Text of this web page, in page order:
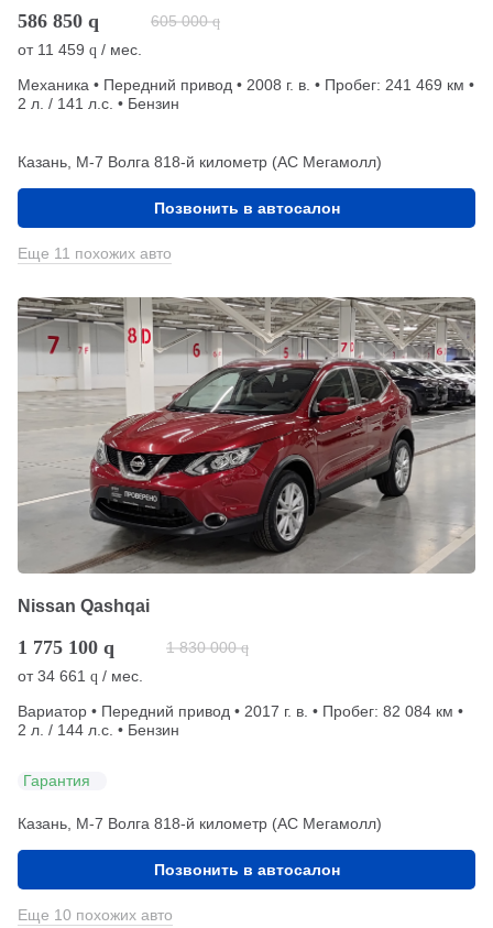
586 850 q 605 000 q
от 11 459 q / мес.
Механика • Передний привод • 2008 г. в. • Пробег: 241 469 км •
2 л. / 141 л.с. • Бензин
Казань, М-7 Волга 818-й километр (АС Мегамолл)
Позвонить в автосалон
Еще 11 похожих авто
Nissan Qashqai
1 775 100 q 1 830 000 q
от34 661 q / мес.
Вариатор • Передний привод • 2017 г. в. • Пробег: 82 084 км •
2 л. / 144 л.с. • Бензин
Гарантия
Казань, М-7 Волга 818-й километр (АС Мегамолл)
Позвонить в автосалон
Еще 10 похожих авто